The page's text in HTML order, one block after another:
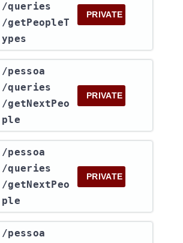
/queries​
/getPeopleT
ypes
PRIVATE
​/pessoa​
/queries​
/getNextPeo
ple
PRIVATE
​/pessoa​
/queries​
/getNextPeo
ple
PRIVATE
​/pessoa​